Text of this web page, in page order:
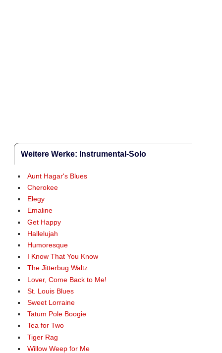
Weitere Werke: Instrumental-Solo
Aunt Hagar's Blues
Cherokee
Elegy
Emaline
Get Happy
Hallelujah
Humoresque
I Know That You Know
The Jitterbug Waltz
Lover, Come Back to Me!
St. Louis Blues
Sweet Lorraine
Tatum Pole Boogie
Tea for Two
Tiger Rag
Willow Weep for Me